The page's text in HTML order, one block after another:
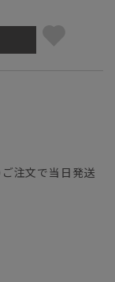
注文で当日発送